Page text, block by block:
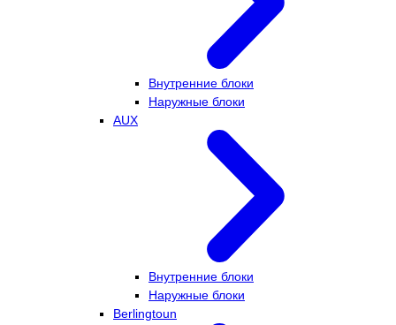
Внутренние блоки
Наружные блоки
AUX
Внутренние блоки
Наружные блоки
Berlingtoun